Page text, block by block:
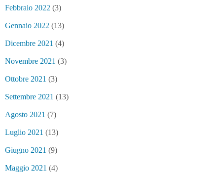
Febbraio 2022 (3)
Gennaio 2022 (13)
Dicembre 2021 (4)
Novembre 2021 (3)
Ottobre 2021 (3)
Settembre 2021 (13)
Agosto 2021 (7)
Luglio 2021 (13)
Giugno 2021 (9)
Maggio 2021 (4)